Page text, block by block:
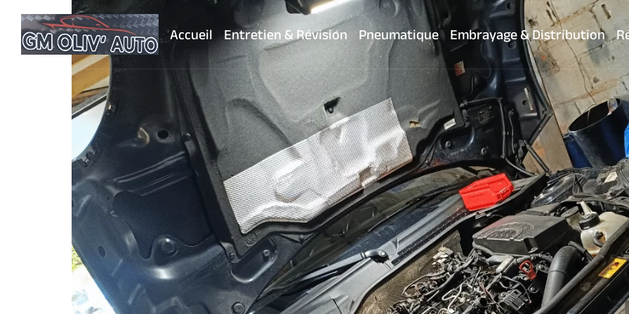
Accueil Entretien & Révision Pneumatique Embrayage & Distribution